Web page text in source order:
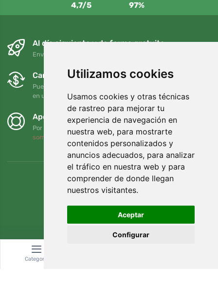
Utilizamos cookies
Usamos cookies y otras técnicas
de rastreo para mejorar tu
experiencia de navegación en
nuestra web, para mostrarte
contenidos personalizados y
anuncios adecuados, para analizar
el tráfico en nuestra web y para
comprender de donde llegan
nuestros visitantes.
Aceptar
Configurar
4,7/5 97%
Al día siguiente y de forma gratuita
Envío gratuito para pedidos superiores a 95 EUR
Cambios y devoluciones gratuitos
Puede devolver o cambiar su pedido en cualquier momento
en un plazo de 90 días
Apoyamos a Trees.org
Por cada pedido plantamos un árbol. Leer más
somos
Categoría